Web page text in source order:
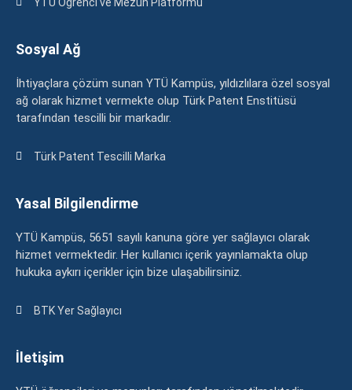
Sosyal Ağ
İhtiyaçlara çözüm sunan YTÜ Kampüs, yıldızlılara özel sosyal
ağ olarak hizmet vermekte olup Türk Patent Enstitüsü
tarafından tescilli bir markadır.
Türk Patent Tescilli Marka
Yasal Bilgilendirme
YTÜ Kampüs, 5651 sayılı kanuna göre yer sağlayıcı olarak
hizmet vermektedir. Her kullanıcı içerik yayınlamakta olup
hukuka aykırı içerikler için bize ulaşabilirsiniz.
BTK Yer Sağlayıcı
İletişim